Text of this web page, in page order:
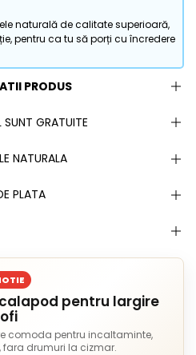
naturală de calitate superioară,
pentru ca tu să porți cu încredere
PRODUS
SUNT GRATUITE
NATURALA
PLATA
pentru largire
comoda pentru incaltaminte,
fara drumuri la cizmar.